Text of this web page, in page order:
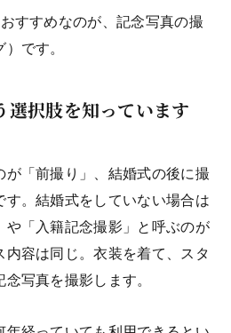
すすめなのが、記念写真の撮
です。
選択肢を知っています
が「前撮り」、結婚式の後に撮
す。結婚式をしていない場合は
や「入籍記念撮影」と呼ぶのが
容は同じ。衣装を着て、スタ
写真を撮影します。